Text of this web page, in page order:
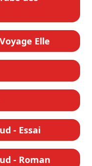
Elle
- Essai
- Roman